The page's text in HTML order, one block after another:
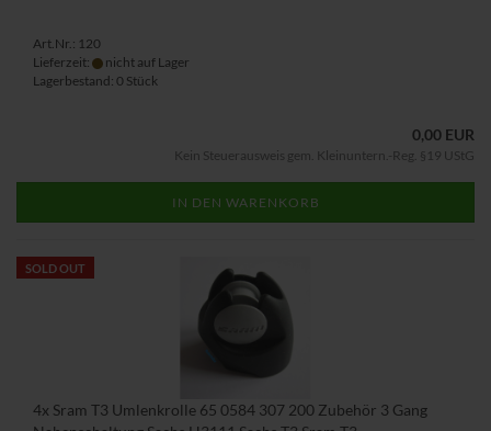
Art.Nr.: 120
Lieferzeit:
nicht auf Lager
Lagerbestand: 0 Stück
0,00 EUR
Kein Steuerausweis gem. Kleinuntern.-Reg. §19 UStG
IN DEN WARENKORB
SOLD OUT
4x Sram T3 Umlenkrolle 65 0584 307 200 Zubehör 3 Gang